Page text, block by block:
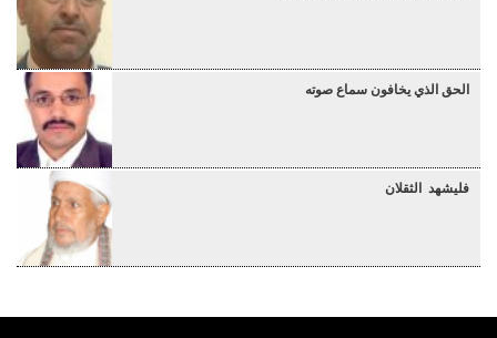
الحق الذي يخافون سماع صوته
فليشهد الثقلان